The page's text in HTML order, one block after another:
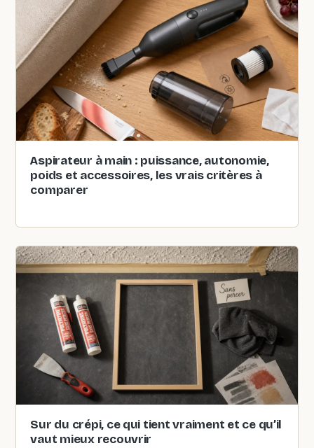
Aspirateur à main : puissance, autonomie,
poids et accessoires, les vrais critères à
comparer
Sur du crépi, ce qui tient vraiment et ce qu’il
vaut mieux recouvrir